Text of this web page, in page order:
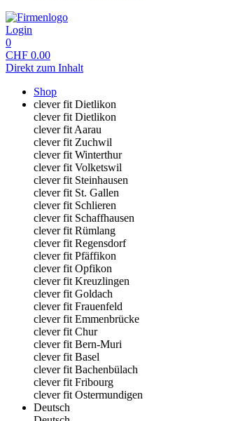
Login
0
CHF 0.00
Direkt zum Inhalt
Shop
clever fit Dietlikon
clever fit Dietlikon
clever fit Aarau
clever fit Zuchwil
clever fit Winterthur
clever fit Volketswil
clever fit Steinhausen
clever fit St. Gallen
clever fit Schlieren
clever fit Schaffhausen
clever fit Rümlang
clever fit Regensdorf
clever fit Pfäffikon
clever fit Opfikon
clever fit Kreuzlingen
clever fit Goldach
clever fit Frauenfeld
clever fit Emmenbrücke
clever fit Chur
clever fit Bern-Muri
clever fit Basel
clever fit Bachenbülach
clever fit Fribourg
clever fit Ostermundigen
Deutsch